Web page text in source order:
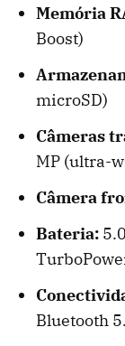
Memória
Boost)
microSD)
Câmeras
MP (ultra-
Câmera
Bateria:
Bluetooth